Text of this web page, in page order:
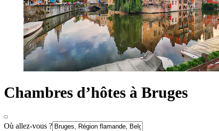
Chambres d’hôtes à Bruges
Où allez-vous ?